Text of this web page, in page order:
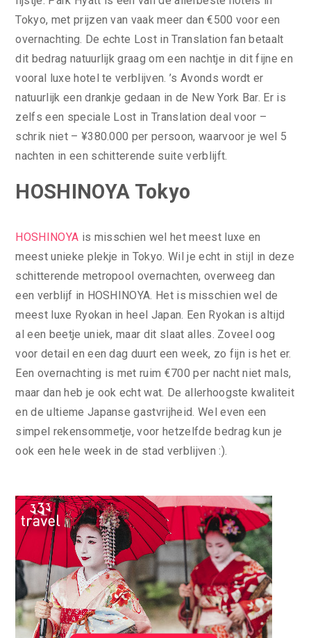
Tokyo, met prijzen van vaak meer dan €500 voor een
overnachting. De echte Lost in Translation fan betaalt
dit bedrag natuurlijk graag om een nachtje in dit fijne en
vooral luxe hotel te verblijven. ’s Avonds wordt er
natuurlijk een drankje gedaan in de New York Bar. Er is
zelfs een speciale Lost in Translation deal voor –
schrik niet – ¥380.000 per persoon, waarvoor je wel 5
nachten in een schitterende suite verblijft.
HOSHINOYA Tokyo
HOSHINOYA is misschien wel het meest luxe en
meest unieke plekje in Tokyo. Wil je echt in stijl in deze
schitterende metropool overnachten, overweeg dan
een verblijf in HOSHINOYA. Het is misschien wel de
meest luxe Ryokan in heel Japan. Een Ryokan is altijd
al een beetje uniek, maar dit slaat alles. Zoveel oog
voor detail en een dag duurt een week, zo fijn is het er.
Een overnachting is met ruim €700 per nacht niet mals,
maar dan heb je ook echt wat. De allerhoogste kwaliteit
en de ultieme Japanse gastvrijheid. Wel even een
simpel rekensommetje, voor hetzelfde bedrag kun je
ook een hele week in de stad verblijven :).